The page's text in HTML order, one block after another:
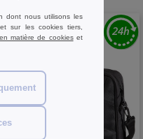
dont nous utilisons les
sur les cookies tiers,
matière de cookieset